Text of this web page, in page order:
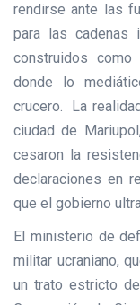
rendirse ante las
para las cadenas
construidos
donde lo
crucero. La
ciudad de
cesaron la
declaraciones en
que el gobierno
El ministerio de
militar ucraniano,
un trato estricto